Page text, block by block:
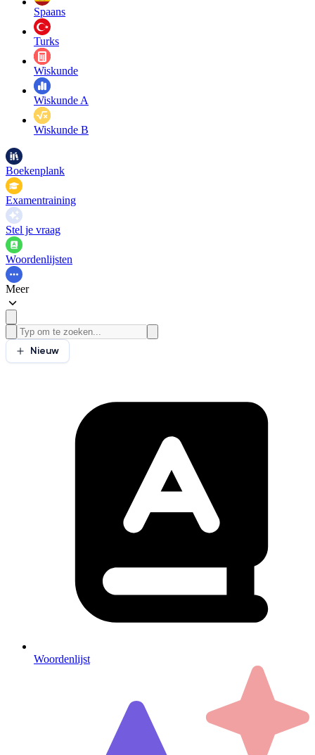
Spaans
Turks
Wiskunde
Wiskunde A
Wiskunde B
Boekenplank
Examentraining
Stel je vraag
Woordenlijsten
Meer
Nieuw
Woordenlijst